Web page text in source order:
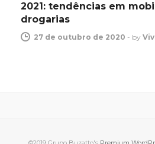
2021: tendências em
drogarias
27 de outubro de 2020 - by